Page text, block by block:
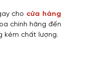
cho cửa hàng
chính hãng đến
kém chất lượng.